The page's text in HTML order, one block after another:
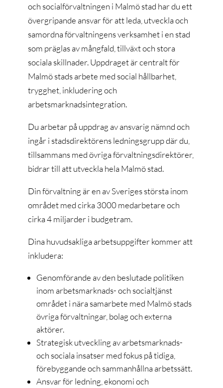
och socialförvaltningen i Malmö stad har du ett
övergripande ansvar för att leda, utveckla och
samordna förvaltningens verksamhet i en stad
som präglas av mångfald, tillväxt och stora
sociala skillnader. Uppdraget är centralt för
Malmö stads arbete med social hållbarhet,
trygghet, inkludering och
arbetsmarknadsintegration.
Du arbetar på uppdrag av ansvarig nämnd och
ingår i stadsdirektörens ledningsgrupp där du,
tillsammans med övriga förvaltningsdirektörer,
bidrar till att utveckla hela Malmö stad.
Din förvaltning är en av Sveriges största inom
området med cirka 3000 medarbetare och
cirka 4 miljarder i budgetram.
Dina huvudsakliga arbetsuppgifter kommer att
inkludera:
Genomförande av den beslutade politiken
inom arbetsmarknads- och socialtjänst
området i nära samarbete med Malmö stads
övriga förvaltningar, bolag och externa
aktörer.
Strategisk utveckling av arbetsmarknads-
och sociala insatser med fokus på tidiga,
förebyggande och sammanhållna arbetssätt.
Ansvar för ledning, ekonomi och